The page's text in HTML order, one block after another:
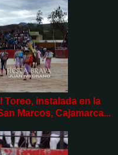
Toreo, instalada en la
Marcos, Cajamarca...